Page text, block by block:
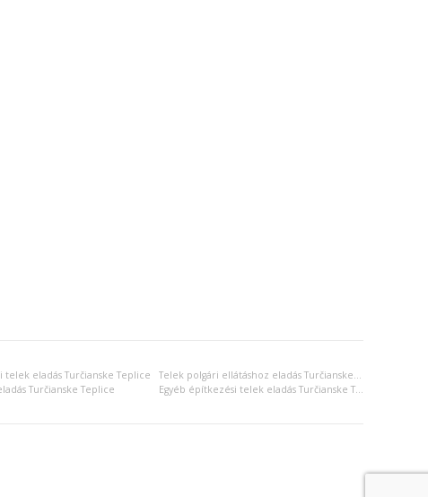
telek eladás Turčianske Teplice
Telek polgári ellátáshoz eladás Turčianske Teplice
Turčianske Teplice Egyéb építkezési telek eladás Turčianske Teplice